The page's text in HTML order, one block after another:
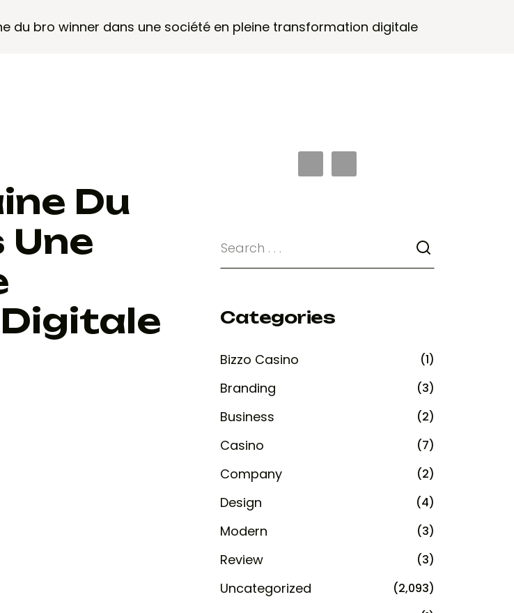
du bro winner dans une société en pleine transformation digitale
Du
Une
Categories
Bizzo Casino (1)
Branding (3)
Business (2)
Casino (7)
Company (2)
Design (4)
Modern (3)
Review (3)
Uncategorized (2,093)